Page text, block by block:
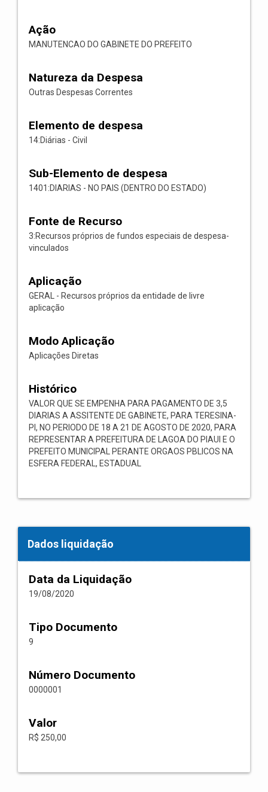
Ação
MANUTENCAO DO GABINETE DO PREFEITO
Natureza da Despesa
Outras Despesas Correntes
Elemento de despesa
14:Diárias - Civil
Sub-Elemento de despesa
1401:DIARIAS - NO PAIS (DENTRO DO ESTADO)
Fonte de Recurso
3:Recursos próprios de fundos especiais de despesa-
vinculados
Aplicação
GERAL - Recursos próprios da entidade de livre
aplicação
Modo Aplicação
Aplicações Diretas
Histórico
VALOR QUE SE EMPENHA PARA PAGAMENTO DE 3,5
DIARIAS A ASSITENTE DE GABINETE, PARA TERESINA-
PI, NO PERIODO DE 18 A 21 DE AGOSTO DE 2020, PARA
REPRESENTAR A PREFEITURA DE LAGOA DO PIAUI E O
PREFEITO MUNICIPAL PERANTE ORGAOS PBLICOS NA
ESFERA FEDERAL, ESTADUAL
Dados liquidação
Data da Liquidação
19/08/2020
Tipo Documento
9
Número Documento
0000001
Valor
R$ 250,00